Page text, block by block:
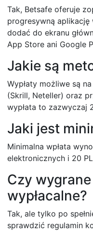
Tak, Betsafe oferuje
progresywną aplikację
dodać do ekranu
App Store ani Google
Jakie są
Wypłaty możliwe są
(Skrill, Neteller) oraz
wypłata to zazwyczaj
Jaki jest
Minimalna wpłata
elektronicznych i 20
Czy
wypłacalne?
Tak, ale tylko po
sprawdzić regulamin